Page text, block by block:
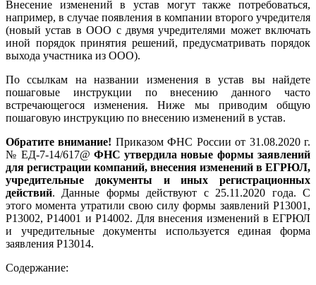
Внесение изменений в устав могут также потребоваться,
например, в случае появления в компании второго учредителя
(новый устав в ООО с двумя учредителями может включать
иной порядок принятия решений, предусматривать порядок
выхода участника из ООО).
По ссылкам на названии изменения в устав вы найдете
пошаговые инструкции по внесению данного часто
встречающегося изменения. Ниже мы приводим общую
пошаговую инструкцию по внесению изменений в устав.
Обратите внимание! Приказом ФНС России от 31.08.2020 г.
№ ЕД-7-14/617@ ФНС утвердила новые формы заявлений
для регистрации компаний, внесения изменений в ЕГРЮЛ,
учредительные документы и иных регистрационных
действий. Данные формы действуют с 25.11.2020 года. С
этого момента утратили свою силу формы заявлений Р13001,
Р13002, Р14001 и Р14002. Для внесения изменений в ЕГРЮЛ
и учредительные документы используется единая форма
заявления Р13014.
Содержание: